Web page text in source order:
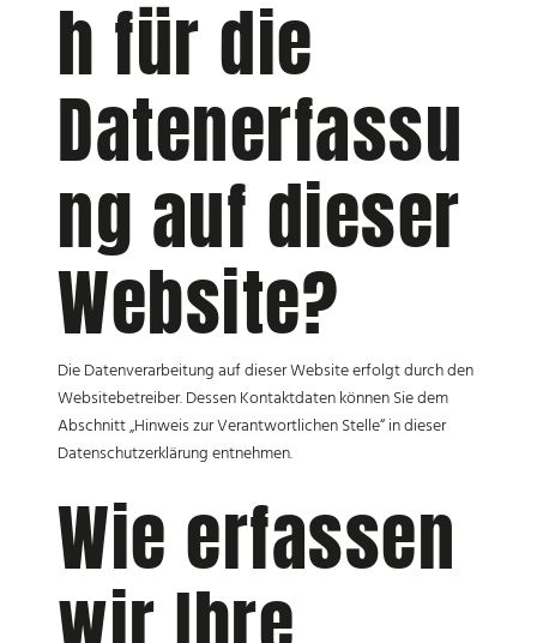
h für die
Datenerfassu
ng auf dieser
Website?
Die Datenverarbeitung auf dieser Website erfolgt durch den
Websitebetreiber. Dessen Kontaktdaten können Sie dem
Abschnitt „Hinweis zur Verantwortlichen Stelle“ in dieser
Datenschutzerklärung entnehmen.
Wie erfassen